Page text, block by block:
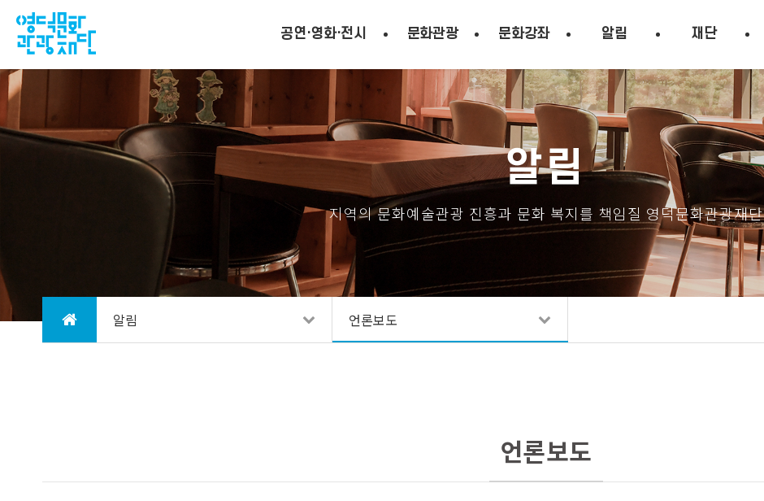
공연·영화·전시 문화관광 문화강좌 알림 재단
알림
지역의 문화예술관광 진흥과 문화 복지를 책임질 영덕문화관광재단
알림 언론보도
언론보도